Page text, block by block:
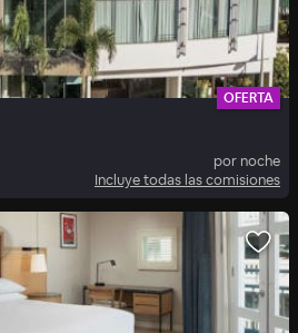
OFERTA
por noche
Incluye todas las comisiones